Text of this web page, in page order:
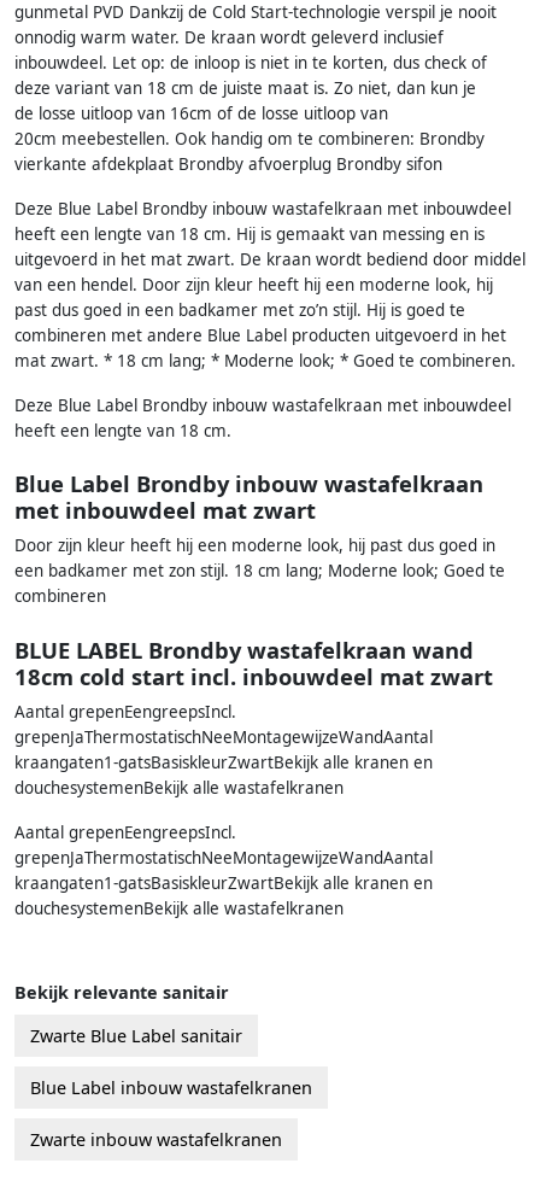
gunmetal PVD Dankzij de Cold Start-technologie verspil je nooit
onnodig warm water. De kraan wordt geleverd inclusief
inbouwdeel. Let op: de inloop is niet in te korten, dus check of
deze variant van 18 cm de juiste maat is. Zo niet, dan kun je
de losse uitloop van 16cm of de losse uitloop van
20cm meebestellen. Ook handig om te combineren: Brondby
vierkante afdekplaat Brondby afvoerplug Brondby sifon
Deze Blue Label Brondby inbouw wastafelkraan met inbouwdeel
heeft een lengte van 18 cm. Hij is gemaakt van messing en is
uitgevoerd in het mat zwart. De kraan wordt bediend door middel
van een hendel. Door zijn kleur heeft hij een moderne look, hij
past dus goed in een badkamer met zo’n stijl. Hij is goed te
combineren met andere Blue Label producten uitgevoerd in het
mat zwart. * 18 cm lang; * Moderne look; * Goed te combineren.
Deze Blue Label Brondby inbouw wastafelkraan met inbouwdeel
heeft een lengte van 18 cm.
Blue Label Brondby inbouw wastafelkraan
met inbouwdeel mat zwart
Door zijn kleur heeft hij een moderne look, hij past dus goed in
een badkamer met zon stijl. 18 cm lang; Moderne look; Goed te
combineren
BLUE LABEL Brondby wastafelkraan wand
18cm cold start incl. inbouwdeel mat zwart
Aantal grepenEengreepsIncl.
grepenJaThermostatischNeeMontagewijzeWandAantal
kraangaten1-gatsBasiskleurZwartBekijk alle kranen en
douchesystemenBekijk alle wastafelkranen
Aantal grepenEengreepsIncl.
grepenJaThermostatischNeeMontagewijzeWandAantal
kraangaten1-gatsBasiskleurZwartBekijk alle kranen en
douchesystemenBekijk alle wastafelkranen
Bekijk relevante sanitair
Zwarte Blue Label sanitair
Blue Label inbouw wastafelkranen
Zwarte inbouw wastafelkranen